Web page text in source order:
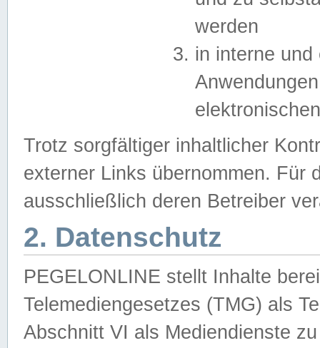
werden
in interne
Trotz sorgfältiger inhaltlicher
externer Links übernommen. Für
ausschließlich deren Betreiber
2. Datenschutz
PEGELONLINE stellt Inhalte
Telemediengesetzes (TMG) als
Abschnitt VI als Mediendienste